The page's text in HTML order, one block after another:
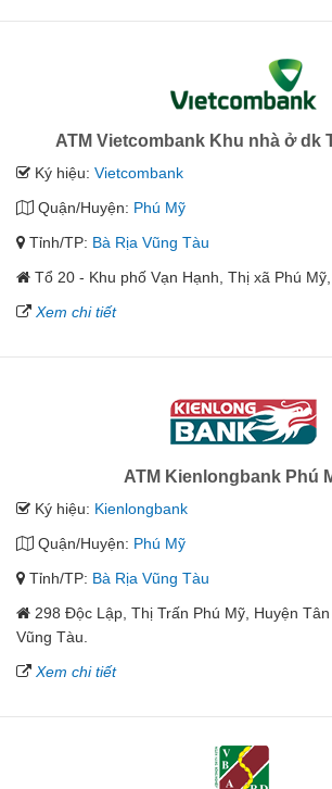
ATM Vietcombank Khu nhà ở dk
Ký hiệu: Vietcombank
Quận/Huyện: Phú Mỹ
Tỉnh/TP: Bà Rịa Vũng Tàu
Tổ 20 - Khu phố Vạn Hạnh, Thị xã Phú Mỹ,
Xem chi tiết
ATM Kienlongbank Phú
Ký hiệu: Kienlongbank
Quận/Huyện: Phú Mỹ
Tỉnh/TP: Bà Rịa Vũng Tàu
298 Độc Lập, Thị Trấn Phú Mỹ, Huyện
Vũng Tàu.
Xem chi tiết